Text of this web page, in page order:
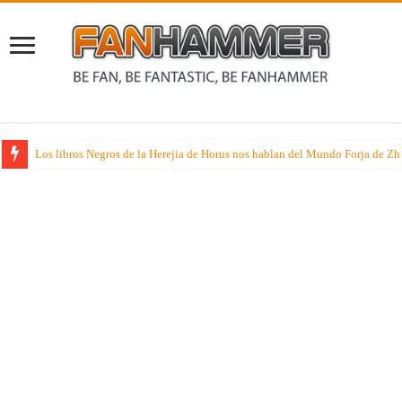
Rumores sobre dos juegos de especialista muy esperados que suenan